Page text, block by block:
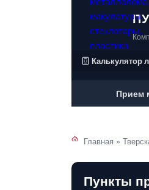
Калькулятор
Прием
Главная »
Пункты